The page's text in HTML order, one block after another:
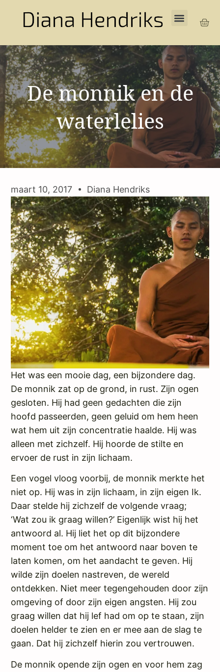
De monnik en de
waterlelies
maart 10, 2017 Diana Hendriks
Het was een mooie dag, een bijzondere dag.
De monnik zat op de grond, in rust. Zijn ogen
gesloten. Hij had geen gedachten die zijn
hoofd passeerden, geen geluid om hem heen
wat hem uit zijn concentratie haalde. Hij was
alleen met zichzelf. Hij hoorde de stilte en
ervoer de rust in zijn lichaam.
Een vogel vloog voorbij, de monnik merkte het
niet op. Hij was in zijn lichaam, in zijn eigen Ik.
Daar stelde hij zichzelf de volgende vraag;
‘Wat zou ik graag willen?’ Eigenlijk wist hij het
antwoord al. Hij liet het op dit bijzondere
moment toe om het antwoord naar boven te
laten komen, om het aandacht te geven. Hij
wilde zijn doelen nastreven, de wereld
ontdekken. Niet meer tegengehouden door zijn
omgeving of door zijn eigen angsten. Hij zou
graag willen dat hij lef had om op te staan, zijn
doelen helder te zien en er mee aan de slag te
gaan. Dat hij zichzelf hierin zou vertrouwen.
De monnik opende zijn ogen en voor hem zag